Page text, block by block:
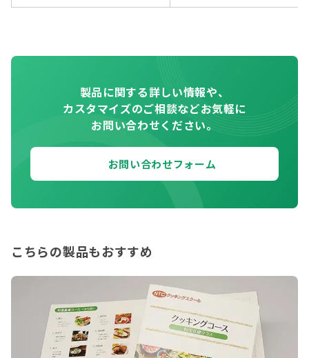
製品に関する詳しい情報や、
カスタマイズのご相談などお気軽に
お問い合わせください。
お問い合わせフォーム
こちらの製品もおすすめ